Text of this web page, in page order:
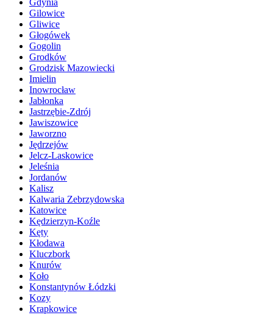
Gilowice
Gliwice
Głogówek
Gogolin
Grodków
Grodzisk Mazowiecki
Imielin
Inowrocław
Jabłonka
Jastrzębie-Zdrój
Jawiszowice
Jaworzno
Jędrzejów
Jelcz-Laskowice
Jeleśnia
Jordanów
Kalisz
Kalwaria Zebrzydowska
Katowice
Kędzierzyn-Koźle
Kęty
Kłodawa
Kluczbork
Knurów
Koło
Konstantynów Łódzki
Kozy
Krapkowice